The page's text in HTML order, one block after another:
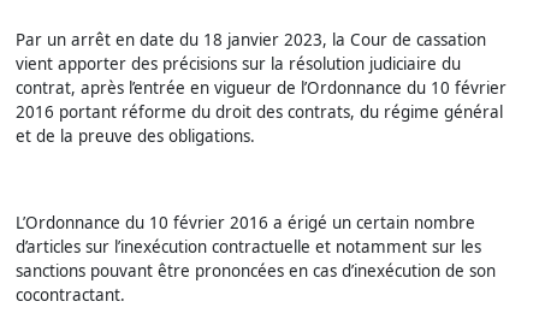
Par un arrêt en date du 18 janvier 2023, la Cour de cassation
vient apporter des précisions sur la résolution judiciaire du
contrat, après l’entrée en vigueur de l’Ordonnance du 10 février
2016 portant réforme du droit des contrats, du régime général
et de la preuve des obligations.
L’Ordonnance du 10 février 2016 a érigé un certain nombre
d’articles sur l’inexécution contractuelle et notamment sur les
sanctions pouvant être prononcées en cas d’inexécution de son
cocontractant.